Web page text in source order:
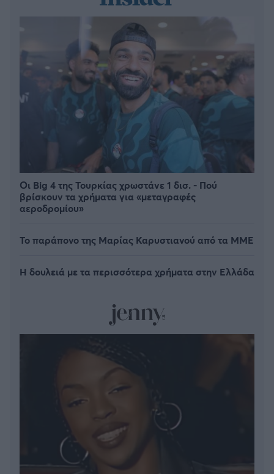
Οι Big 4 της Τουρκίας χρωστάνε 1 δισ. - Πού
βρίσκουν τα χρήματα για «μεταγραφές
αεροδρομίου»
Το παράπονο της Μαρίας Καρυστιανού από τα ΜΜΕ
Η δουλειά με τα περισσότερα χρήματα στην Ελλάδα